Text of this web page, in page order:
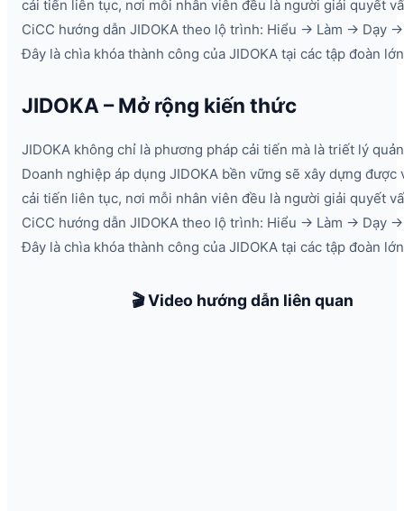
cải tiến liên tục, nơi mỗi nhân viên đều là người giải quyết
CiCC hướng dẫn JIDOKA theo lộ trình: Hiểu → Làm → Dạy
Đây là chìa khóa thành công của JIDOKA tại các tập đoàn
JIDOKA – Mở rộng kiến thức
JIDOKA không chỉ là phương pháp cải tiến mà là triết lý
Doanh nghiệp áp dụng JIDOKA bền vững sẽ xây dựng được
cải tiến liên tục, nơi mỗi nhân viên đều là người giải quyết
CiCC hướng dẫn JIDOKA theo lộ trình: Hiểu → Làm → Dạy
Đây là chìa khóa thành công của JIDOKA tại các tập đoàn
🎬 Video hướng dẫn liên quan